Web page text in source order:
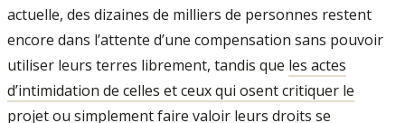
actuelle, des dizaines de milliers de personnes restent
encore dans l’attente d’une compensation sans pouvoir
utiliser leurs terres librement, tandis que les actes
d’intimidation de celles et ceux qui osent critiquer le
projet ou simplement faire valoir leurs droits se